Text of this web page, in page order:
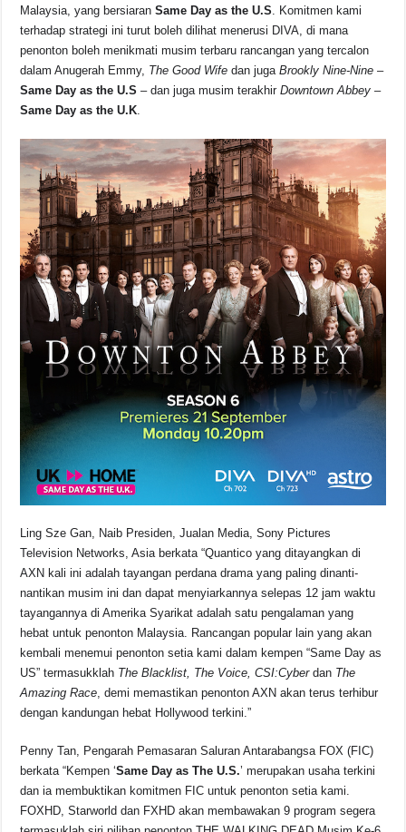
Malaysia, yang bersiaranSame Day as the U.S. Komitmen kami
terhadap strategi ini turut boleh dilihat menerusi DIVA, di mana
penonton boleh menikmati musim terbaru rancangan yang tercalon
dalam Anugerah Emmy, The Good Wife dan jugaBrookly Nine-Nine –
Same Day as the U.S – dan juga musim terakhirDowntown Abbey –
Same Day as the U.K.
Ling Sze Gan, Naib Presiden, Jualan Media, Sony Pictures
Television Networks, Asia berkata “Quantico yang ditayangkan di
AXN kali ini adalah tayangan perdana drama yang paling dinanti-
nantikan musim ini dan dapat menyiarkannya selepas 12 jam waktu
tayangannya di Amerika Syarikat adalah satu pengalaman yang
hebat untuk penonton Malaysia. Rancangan popular lain yang akan
kembali menemui penonton setia kami dalam kempen “Same Day as
US” termasukklah The Blacklist, The Voice, CSI:Cyberdan The
Amazing Race , demi memastikan penonton AXN akan terus terhibur
dengan kandungan hebat Hollywood terkini.”
Penny Tan, Pengarah Pemasaran Saluran Antarabangsa FOX (FIC)
berkata “Kempen ‘Same Day as The U.S.’ merupakan usaha terkini
dan ia membuktikan komitmen FIC untuk penonton setia kami.
FOXHD, Starworld dan FXHD akan membawakan 9 program segera